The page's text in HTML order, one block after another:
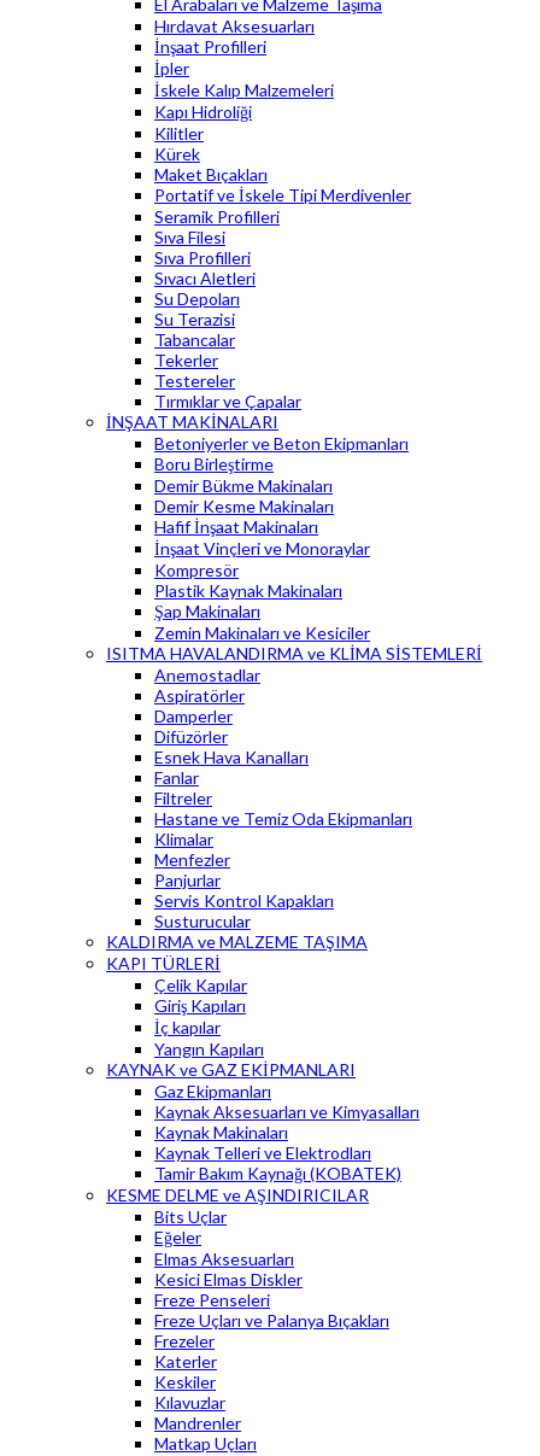
Hırdavat Aksesuarları
İnşaat Profilleri
İpler
İskele Kalıp Malzemeleri
Kapı Hidroliği
Kilitler
Kürek
Maket Bıçakları
Portatif ve İskele Tipi Merdivenler
Seramik Profilleri
Sıva Filesi
Sıva Profilleri
Sıvacı Aletleri
Su Depoları
Su Terazisi
Tabancalar
Tekerler
Testereler
Tırmıklar ve Çapalar
İNŞAAT MAKİNALARI
Betoniyerler ve Beton Ekipmanları
Boru Birleştirme
Demir Bükme Makinaları
Demir Kesme Makinaları
Hafif İnşaat Makinaları
İnşaat Vinçleri ve Monoraylar
Kompresör
Plastik Kaynak Makinaları
Şap Makinaları
Zemin Makinaları ve Kesiciler
ISITMA HAVALANDIRMA ve KLİMA SİSTEMLERİ
Anemostadlar
Aspiratörler
Damperler
Difüzörler
Esnek Hava Kanalları
Fanlar
Filtreler
Hastane ve Temiz Oda Ekipmanları
Klimalar
Menfezler
Panjurlar
Servis Kontrol Kapakları
Susturucular
KALDIRMA ve MALZEME TAŞIMA
KAPI TÜRLERİ
Çelik Kapılar
Giriş Kapıları
İç kapılar
Yangın Kapıları
KAYNAK ve GAZ EKİPMANLARI
Gaz Ekipmanları
Kaynak Aksesuarları ve Kimyasalları
Kaynak Makinaları
Kaynak Telleri ve Elektrodları
Tamir Bakım Kaynağı (KOBATEK)
KESME DELME ve AŞINDIRICILAR
Bits Uçlar
Eğeler
Elmas Aksesuarları
Kesici Elmas Diskler
Freze Penseleri
Freze Uçları ve Palanya Bıçakları
Frezeler
Katerler
Keskiler
Kılavuzlar
Mandrenler
Matkap Uçları